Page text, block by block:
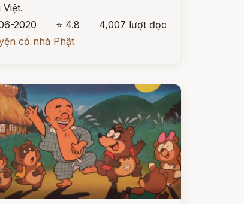
Việt.
2020
⭐ 4.8
4,007 lượt đọc
cổ nhà Phật